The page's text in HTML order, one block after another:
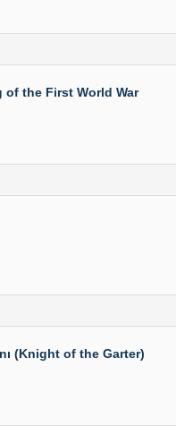
the First World War
(Knight of the Garter)